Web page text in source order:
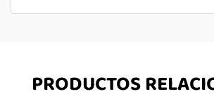
PRODUCTOS